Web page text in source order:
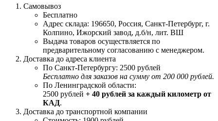
Самовывоз
Бесплатно
Адрес склада: 196650, Россия, Санкт-Петербург, г.
Колпино, Ижорский завод, д.б/н, лит. ВШ
Выдача товаров осуществляется по
предварительному согласованию с менеджером.
Доставка до адреса клиента
По Санкт-Петербургу: 2500 рублей
Бесплатно для заказов на сумму от 200 000 рублей.
По Ленинградской области:
2500 рублей + 40 рублей за каждый километр от
КАД.
Доставка до транспортной компании